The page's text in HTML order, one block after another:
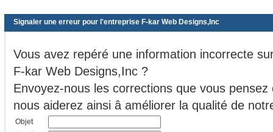
Signaler une erreur pour l'entreprise F-kar Web Designs,Inc
Vous avez repéré une information incorrecte
F-kar Web Designs,Inc ?
Envoyez-nous les corrections que vous
nous aiderez ainsi â améliorer la qualité de
Objet